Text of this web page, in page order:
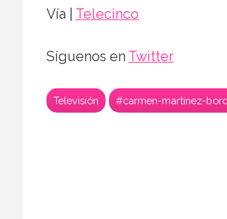
Vía | Telecinco
Síguenos en Twitter
Televisión #carmen-martinez-